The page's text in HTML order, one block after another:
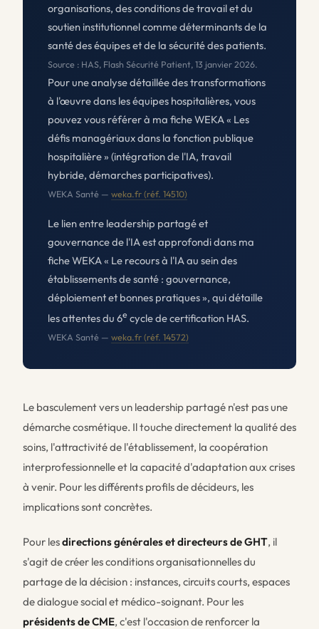
organisations, des conditions de travail et du
soutien institutionnel comme déterminants de la
santé des équipes et de la sécurité des patients.
Source : HAS, Flash Sécurité Patient, 13 janvier 2026.
Pour une analyse détaillée des transformations
à l'œuvre dans les équipes hospitalières, vous
pouvez vous référer à ma fiche WEKA« Les
défis managériaux dans la fonction publique
hospitalière » (intégration de l'IA, travail
hybride, démarches participatives).
WEKA Santé —weka.fr (réf. 14510)
Le lien entre leadership partagé et
gouvernance de l'IA est approfondi dans ma
fiche WEKA« Le recours à l'IA au sein des
établissements de santé : gouvernance,
déploiement et bonnes pratiques », qui détaille
les attentes du 6e cycle de certification HAS.
WEKA Santé —weka.fr (réf. 14572)
Le basculement vers un leadership partagé n'est pas une
démarche cosmétique. Il touche directement la qualité des
soins, l'attractivité de l'établissement, la coopération
interprofessionnelle et la capacité d'adaptation aux crises
à venir. Pour les différents profils de décideurs, les
implications sont concrètes.
Pour lesdirections générales et directeurs de GHT, il
s'agit de créer les conditions organisationnelles du
partage de la décision : instances, circuits courts, espaces
de dialogue social et médico-soignant. Pour les
présidents de CME, c'est l'occasion de renforcer la